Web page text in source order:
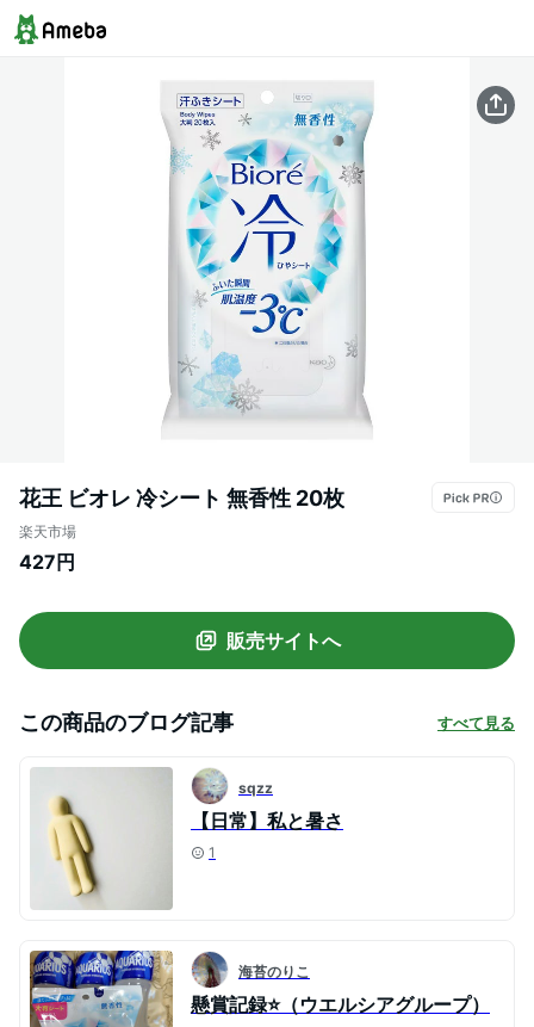
花王 ビオレ 冷シート 無香性 20枚
楽天市場
427円
販売サイトへ
この商品のブログ記事 すべて見る
sqzz
【日常】私と暑さ
1
海苔のりこ
懸賞記録⭐️（ウエルシアグループ）